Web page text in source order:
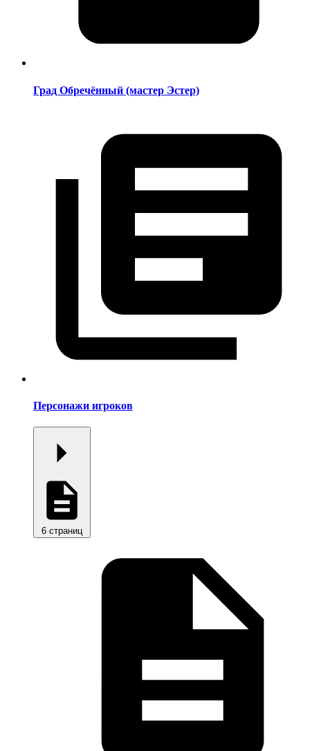
Град Обречённый (мастер Эстер)
Персонажи игроков
6 страниц